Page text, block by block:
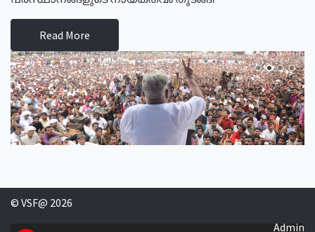
Read More
© VSF@ 2026
Admin